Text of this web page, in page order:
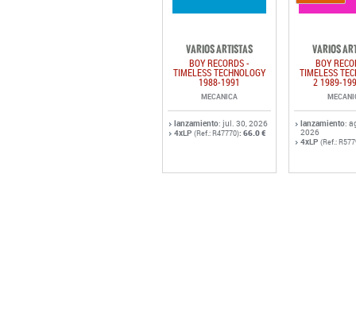
VARIOS ARTISTAS
BOY RECORDS -
TIMELESS TECHNOLOGY
1988-1991
MECANICA
lanzamiento: jul. 30, 2026
4xLP (Ref.: R47770): 66.0 €
VARIOS
BOY
TIMELESS
2 1989-
lanzamiento:
2026
4xLP (Ref.: